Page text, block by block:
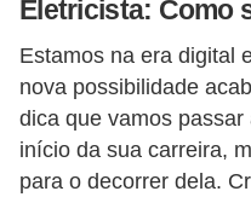
Eletricista: Como
Estamos na era digital
nova possibilidade
dica que vamos
início da sua carreira,
para o decorrer dela.
s
m
o
–